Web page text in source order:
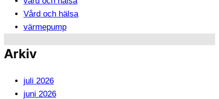
Vård och hälsa
värmepump
Arkiv
juli 2026
juni 2026